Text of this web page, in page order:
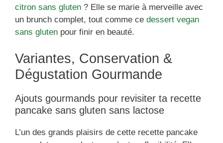
citron sans gluten ? Elle se marie à merveille avec
un brunch complet, tout comme ce dessert vegan
sans gluten pour finir en beauté.
Variantes, Conservation &
Dégustation Gourmande
Ajouts gourmands pour revisiter ta recette
pancake sans gluten sans lactose
L’un des grands plaisirs de cette recette pancake